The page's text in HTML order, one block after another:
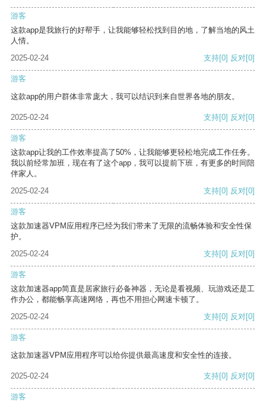
游客
这款app是我旅行的好帮手，让我能够轻松找到目的地，了解当地的风土
人情。
2025-02-24
支持[0] 反对[0]
游客
这款app的用户群体非常庞大，我可以结识到来自世界各地的朋友。
2025-02-24 支持[0] 反对[0]
游客
这款app让我的工作效率提高了50%，让我能够更轻松地完成工作任务。
我以前经常加班，现在有了这个app，我可以提前下班，有更多的时间陪
伴家人。
2025-02-24
支持[0] 反对[0]
游客
这款加速器VPM应用程序已经为我们带来了无限的流畅体验和安全性保
护。
2025-02-24
支持[0] 反对[0]
游客
这款加速器app简直是居家旅行必备神器，无论是看视频、玩游戏还是工
作办公，都能畅享高速网络，再也不用担心网速卡顿了。
2025-02-24
支持[0] 反对[0]
游客
这款加速器VPM应用程序可以给你提供最高速度和安全性的连接。
2025-02-24 支持[0] 反对[0]
游客